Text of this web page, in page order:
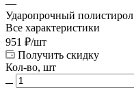
—
Ударопрочный полистирол
Все характеристики
951 ₽/шт
Получить скидку
Кол-во, шт